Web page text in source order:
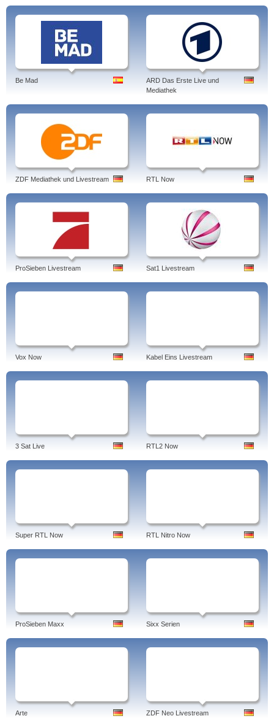
Be Mad
ARD Das Erste Live und
Mediathek
ZDF Mediathek und Livestream RTL Now
ProSieben Livestream Sat1 Livestream
Vox Now Kabel Eins Livestream
3 Sat Live RTL2 Now
Super RTL Now RTL Nitro Now
ProSieben Maxx Sixx Serien
Arte ZDF Neo Livestream